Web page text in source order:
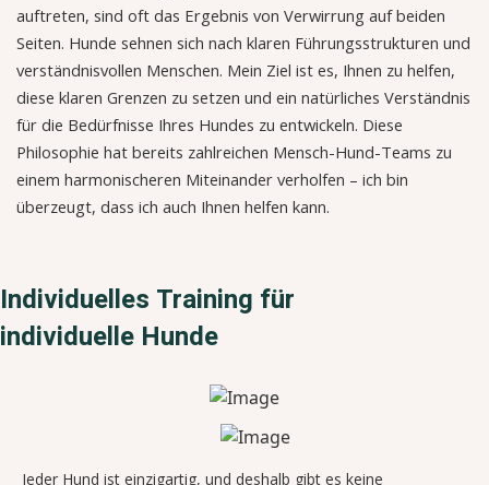
auftreten, sind oft das Ergebnis von Verwirrung auf beiden
Seiten. Hunde sehnen sich nach klaren Führungsstrukturen und
verständnisvollen Menschen. Mein Ziel ist es, Ihnen zu helfen,
diese klaren Grenzen zu setzen und ein natürliches Verständnis
für die Bedürfnisse Ihres Hundes zu entwickeln. Diese
Philosophie hat bereits zahlreichen Mensch-Hund-Teams zu
einem harmonischeren Miteinander verholfen – ich bin
überzeugt, dass ich auch Ihnen helfen kann.
Individuelles Training für
individuelle Hunde
Jeder Hund ist einzigartig, und deshalb gibt es keine